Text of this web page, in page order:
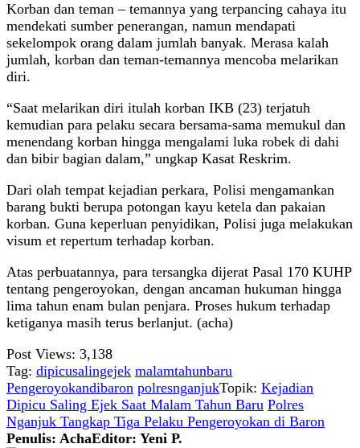
Korban dan teman – temannya yang terpancing cahaya itu
mendekati sumber penerangan, namun mendapati
sekelompok orang dalam jumlah banyak. Merasa kalah
jumlah, korban dan teman-temannya mencoba melarikan
diri.
“Saat melarikan diri itulah korban IKB (23) terjatuh
kemudian para pelaku secara bersama-sama memukul dan
menendang korban hingga mengalami luka robek di dahi
dan bibir bagian dalam,” ungkap Kasat Reskrim.
Dari olah tempat kejadian perkara, Polisi mengamankan
barang bukti berupa potongan kayu ketela dan pakaian
korban. Guna keperluan penyidikan, Polisi juga melakukan
visum et repertum terhadap korban.
Atas perbuatannya, para tersangka dijerat Pasal 170 KUHP
tentang pengeroyokan, dengan ancaman hukuman hingga
lima tahun enam bulan penjara. Proses hukum terhadap
ketiganya masih terus berlanjut. (acha)
Post Views: 3,138
Tag: dipicusalingejek malamtahunbaru
Pengeroyokandibaron polresnganjukTopik: Kejadian
Dipicu Saling Ejek Saat Malam Tahun Baru Polres
Nganjuk Tangkap Tiga Pelaku Pengeroyokan di Baron
Penulis: AchaEditor: Yeni P.